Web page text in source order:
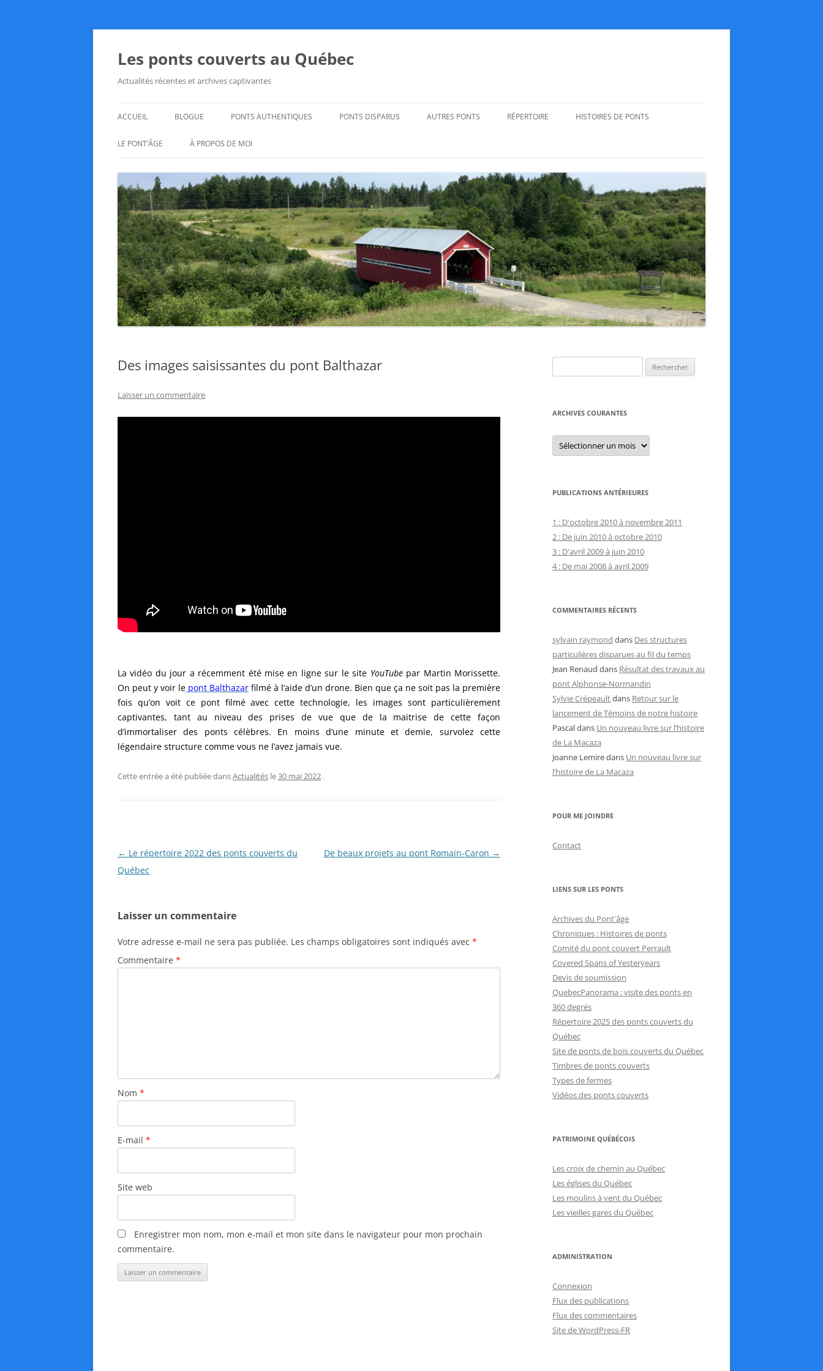
Aller
Les ponts couverts au Québec
Actualités récentes et archives captivantes
ACCUEIL BLOGUE PONTS AUTHENTIQUES PONTS DISPARUS AUTRES PONTS RÉPERTOIRE HISTOIRES DE PONTS
LE PONT’ÂGE À PROPOS DE MOI
Des images saisissantes du pont Balthazar
Laisser un commentaire
La vidéo du jour a récemment été mise en ligne sur le site YouTubepar Martin Morissette.
On peut y voir le pont Balthazar filmé à l’aide d’un drone. Bien que ça ne soit pas la première
fois qu’on voit ce pont filmé avec cette technologie, les images sont particulièrement
captivantes, tant au niveau des prises de vue que de la maitrise de cette façon
d’immortaliser des ponts célèbres. En moins d’une minute et demie, survolez cette
légendaire structure comme vous ne l’avez jamais vue.
Cette entrée a été publiée dansActualités le30 mai 2022 .
N
a
g
a
t
i
a
r
i
c
s
← Le répertoire 2022 des ponts couverts du
Québec
De beaux projets au pont Romain-Caron →
Laisser un commentaire
Votre adresse e-mail ne sera pas publiée. Les champs obligatoires sont indiqués avec *
Commentaire *
Nom *
E-mail *
Site web
Enregistrer mon nom, mon e-mail et mon site dans le navigateur pour mon prochain
commentaire.
ARCHIVES COURANTES
Archives
courantes
PUBLICATIONS ANTÉRIEURES
1 : D'octobre 2010 à novembre 2011
2 : De juin 2010 à octobre 2010
3 : D'avril 2009 à juin 2010
4 : De mai 2008 à avril 2009
COMMENTAIRES RÉCENTS
sylvain raymond dans Des structures
particulières disparues au fil du temps
Jean Renaud dans Résultat des travaux au
pont Alphonse-Normandin
Sylvie Crépeaultdans Retour sur le
lancement de Témoins de notre histoire
Pascaldans Un nouveau livre sur l’histoire
de La Macaza
Joanne Lemiredans Un nouveau livre sur
l’histoire de La Macaza
POUR ME JOINDRE
Contact
LIENS SUR LES PONTS
Archives du Pont'âge
Chroniques : Histoires de ponts
Comité du pont couvert Perrault
Covered Spans of Yesteryears
Devis de soumission
QuebecPanorama : visite des ponts en
360 degrés
Répertoire 2025 des ponts couverts du
Québec
Site de ponts de bois couverts du Québec
Timbres de ponts couverts
Types de fermes
Vidéos des ponts couverts
PATRIMOINE QUÉBÉCOIS
Les croix de chemin au Québec
Les églises du Québec
Les moulins à vent du Québec
Les vieilles gares du Québec
ADMINISTRATION
Connexion
Flux des publications
Flux des commentaires
Site de WordPress-FR